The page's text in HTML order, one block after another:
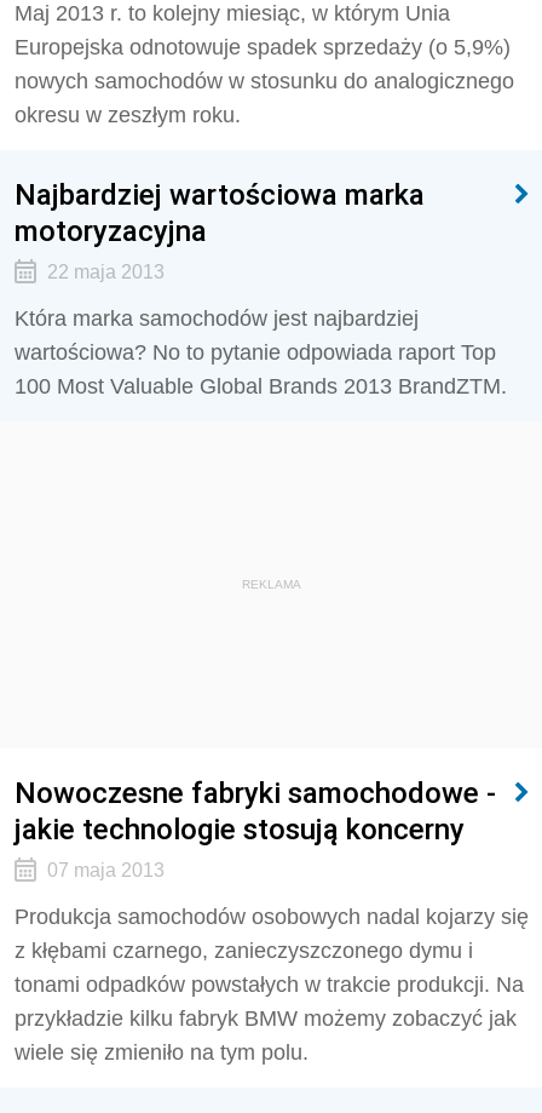
Maj 2013 r. to kolejny miesiąc, w którym Unia
Europejska odnotowuje spadek sprzedaży (o 5,9%)
nowych samochodów w stosunku do analogicznego
okresu w zeszłym roku.
Najbardziej wartościowa marka
motoryzacyjna
22 maja 2013
Która marka samochodów jest najbardziej
wartościowa? No to pytanie odpowiada raport Top
100 Most Valuable Global Brands 2013 BrandZTM.
REKLAMA
Nowoczesne fabryki samochodowe -
jakie technologie stosują koncerny
07 maja 2013
Produkcja samochodów osobowych nadal kojarzy się
z kłębami czarnego, zanieczyszczonego dymu i
tonami odpadków powstałych w trakcie produkcji. Na
przykładzie kilku fabryk BMW możemy zobaczyć jak
wiele się zmieniło na tym polu.